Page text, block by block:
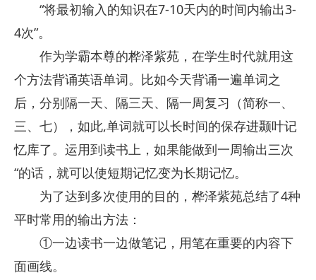
“将最初输入的知识在7-10天内的时间内输出3-
4次”。
作为学霸本尊的桦泽紫苑，在学生时代就用这
个方法背诵英语单词。比如今天背诵一遍单词之
后，分别隔一天、隔三天、隔一周复习（简称一、
三、七），如此,单词就可以长时间的保存进颞叶记
忆库了。运用到读书上，如果能做到一周输出三次
“的话，就可以使短期记忆变为长期记忆。
为了达到多次使用的目的，桦泽紫苑总结了4种
平时常用的输出方法：
①一边读书一边做笔记，用笔在重要的内容下
面画线。